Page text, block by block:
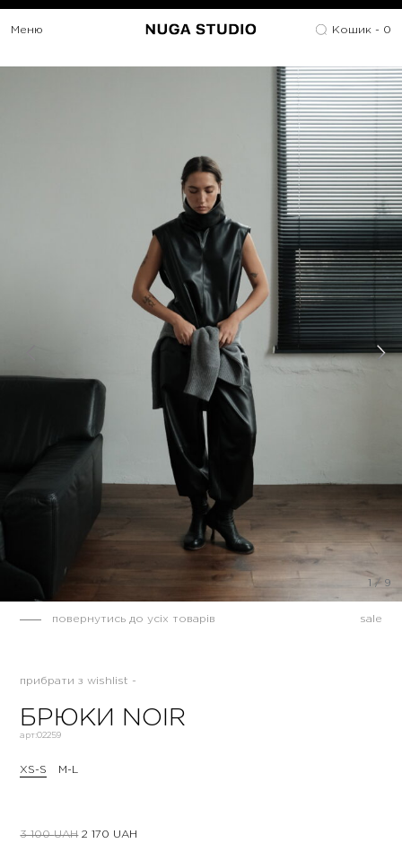
Меню Кошик - 0
/ 9
повернутись до усіх товарів sale
прибрати з wishlist -
БРЮКИ NOIR
арт:02259
XS-S M-L
3 100UAH 2 170 UAH